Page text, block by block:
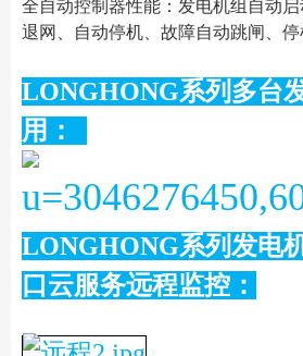
全自动控制器性能：发电机组自动
退网、自动停机、故障自动跳闸、停
LONGHONG系列多台
用：
LONGHONG系列发电
口云服务远程监控：